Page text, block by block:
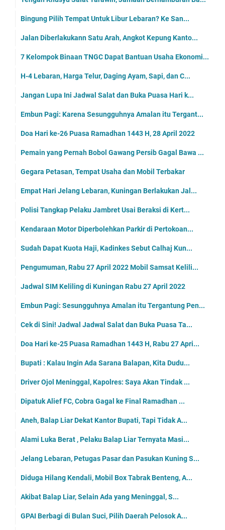
Bingung Pilih Tempat Untuk Libur Lebaran? Ke San...
Jalan Diberlakukann Satu Arah, Angkot Kepung Kanto...
7 Kelompok Binaan TNGC Dapat Bantuan Usaha Ekonomi...
H-4 Lebaran, Harga Telur, Daging Ayam, Sapi, dan C...
Jangan Lupa Ini Jadwal Salat dan Buka Puasa Hari k...
Embun Pagi: Karena Sesungguhnya Amalan itu Tergant...
Doa Hari ke-26 Puasa Ramadhan 1443 H, 28 April 2022
Pemain yang Pernah Bobol Gawang Persib Gagal Bawa ...
Gegara Petasan, Tempat Usaha dan Mobil Terbakar
Empat Hari Jelang Lebaran, Kuningan Berlakukan Jal...
Polisi Tangkap Pelaku Jambret Usai Beraksi di Kert...
Kendaraan Motor Diperbolehkan Parkir di Pertokoan...
Sudah Dapat Kuota Haji, Kadinkes Sebut Calhaj Kun...
Pengumuman, Rabu 27 April 2022 Mobil Samsat Kelili...
Jadwal SIM Keliling di Kuningan Rabu 27 April 2022
Embun Pagi: Sesungguhnya Amalan itu Tergantung Pen...
Cek di Sini! Jadwal Jadwal Salat dan Buka Puasa Ta...
Doa Hari ke-25 Puasa Ramadhan 1443 H, Rabu 27 Apri...
Bupati : Kalau Ingin Ada Sarana Balapan, Kita Dudu...
Driver Ojol Meninggal, Kapolres: Saya Akan Tindak ...
Dipatuk Alief FC, Cobra Gagal ke Final Ramadhan ...
Aneh, Balap Liar Dekat Kantor Bupati, Tapi Tidak A...
Alami Luka Berat , Pelaku Balap Liar Ternyata Masi...
Jelang Lebaran, Petugas Pasar dan Pasukan Kuning S...
Diduga Hilang Kendali, Mobil Box Tabrak Benteng, A...
Akibat Balap Liar, Selain Ada yang Meninggal, S...
GPAI Berbagi di Bulan Suci, Pilih Daerah Pelosok A...